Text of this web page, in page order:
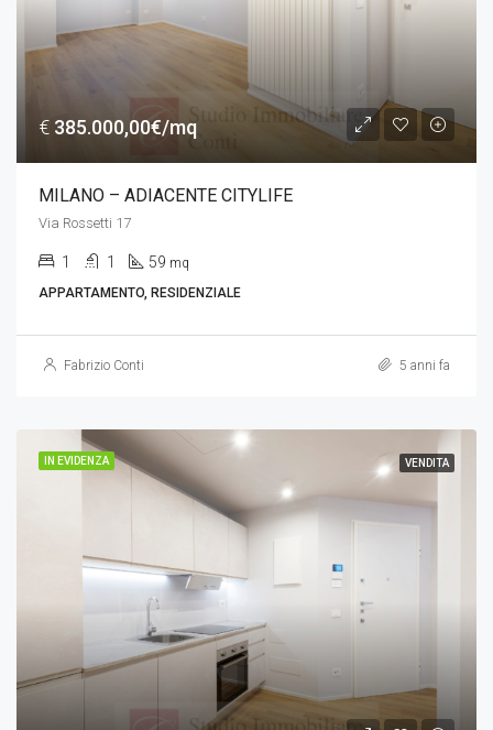
€ 385.000,00€/mq
MILANO – ADIACENTE CITYLIFE
Via Rossetti 17
1 1 59 mq
APPARTAMENTO, RESIDENZIALE
Fabrizio Conti 5 anni fa
IN EVIDENZA VENDITA